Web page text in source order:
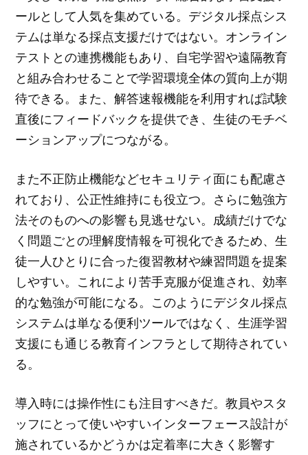
ールとして人気を集めている。デジタル採点シス
テムは単なる採点支援だけではない。オンライン
テストとの連携機能もあり、自宅学習や遠隔教育
と組み合わせることで学習環境全体の質向上が期
待できる。また、解答速報機能を利用すれば試験
直後にフィードバックを提供でき、生徒のモチベ
ーションアップにつながる。
また不正防止機能などセキュリティ面にも配慮さ
れており、公正性維持にも役立つ。さらに勉強方
法そのものへの影響も見逃せない。成績だけでな
く問題ごとの理解度情報を可視化できるため、生
徒一人ひとりに合った復習教材や練習問題を提案
しやすい。これにより苦手克服が促進され、効率
的な勉強が可能になる。このようにデジタル採点
システムは単なる便利ツールではなく、生涯学習
支援にも通じる教育インフラとして期待されてい
る。
導入時には操作性にも注目すべきだ。教員やスタ
ッフにとって使いやすいインターフェース設計が
施されているかどうかは定着率に大きく影響す